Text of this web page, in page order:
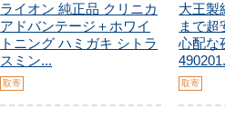
ライオン 純正品 クリニカ
アドバンテージ＋ホワイ
トニング ハミガキ シトラ
スミン...
取寄
大王製
まで超
心配な
取寄